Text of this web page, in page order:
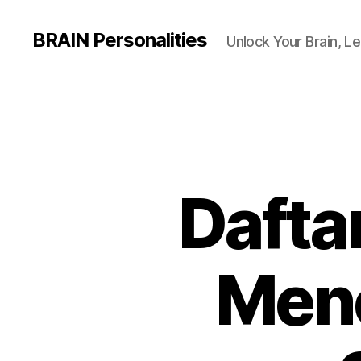
BRAIN Personalities Unlock Your Brain,